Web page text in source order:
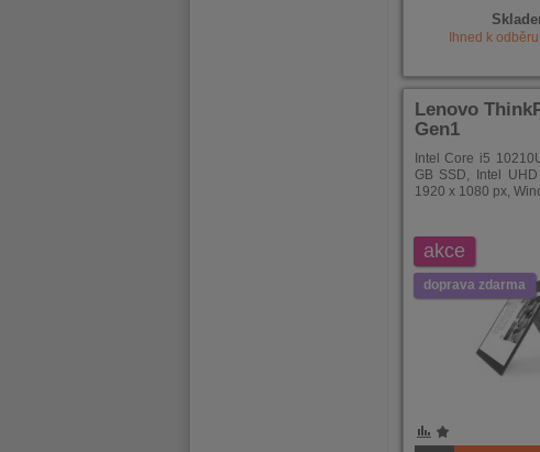
Ihned k
Lenovo
Gen1
Intel Core i5
GB SSD, Intel
1920 x 1080 px,
akce
doprava zdarma
POROVNÁNÍ
OBLÍBENÉ